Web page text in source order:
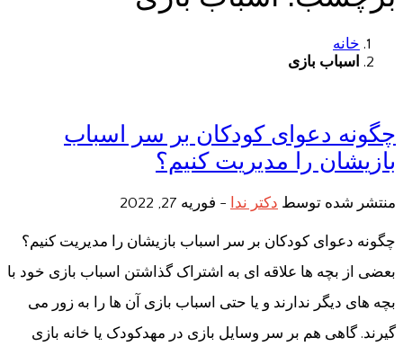
خانه
اسباب بازی
چگونه دعوای کودکان بر سر اسباب
بازیشان را مدیریت کنیم؟
منتشر شده توسط دکتر ندا - فوریه 27, 2022
چگونه دعوای کودکان بر سر اسباب بازیشان را مدیریت کنیم؟
بعضی از بچه ها علاقه ای به اشتراک گذاشتن اسباب بازی خود با
بچه های دیگر ندارند و یا حتی اسباب بازی آن ها را به زور می
گیرند. گاهی هم بر سر وسایل بازی در مهدکودک یا خانه بازی